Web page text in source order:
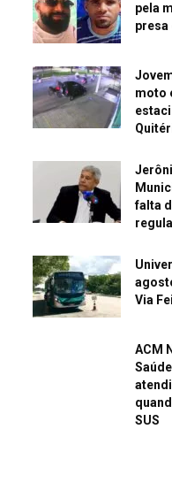
pela
presa
moto
falta
Via
ACM
SUS